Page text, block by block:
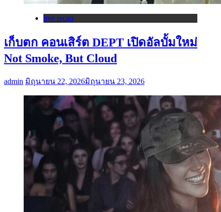
live recap
เก็บตก คอนเสิร์ต DEPT เปิดอัลบั้มใหม่
Not Smoke, But Cloud
admin มิถุนายน 22, 2026มิถุนายน 23, 2026